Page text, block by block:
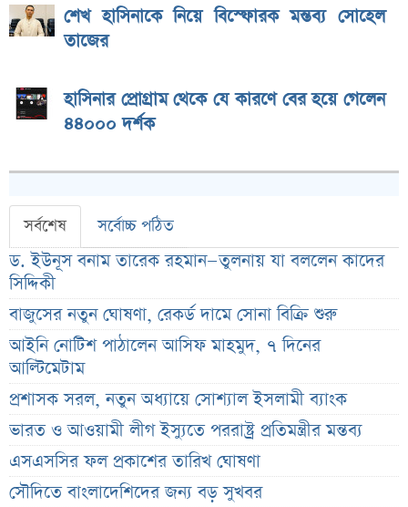
শেখ হাসিনাকে নিয়ে বিস্ফোরক মন্তব্য সোহেল
তাজের
হাসিনার প্রোগ্রাম থেকে যে কারণে বের হয়ে গেলেন
৪৪০০০ দর্শক
সর্বশেষ সর্বোচ্চ পঠিত
ড. ইউনূস বনাম তারেক রহমান—তুলনায় যা বললেন কাদের
সিদ্দিকী
বাজুসের নতুন ঘোষণা, রেকর্ড দামে সোনা বিক্রি শুরু
আইনি নোটিশ পাঠালেন আসিফ মাহমুদ, ৭ দিনের
আল্টিমেটাম
প্রশাসক সরল, নতুন অধ্যায়ে সোশ্যাল ইসলামী ব্যাংক
ভারত ও আওয়ামী লীগ ইস্যুতে পররাষ্ট্র প্রতিমন্ত্রীর মন্তব্য
এসএসসির ফল প্রকাশের তারিখ ঘোষণা
সৌদিতে বাংলাদেশিদের জন্য বড় সুখবর